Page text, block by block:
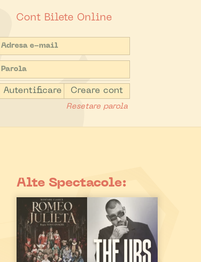
Cont Bilete Online
Autentificare Creare cont
Resetare parola
Alte Spectacole: